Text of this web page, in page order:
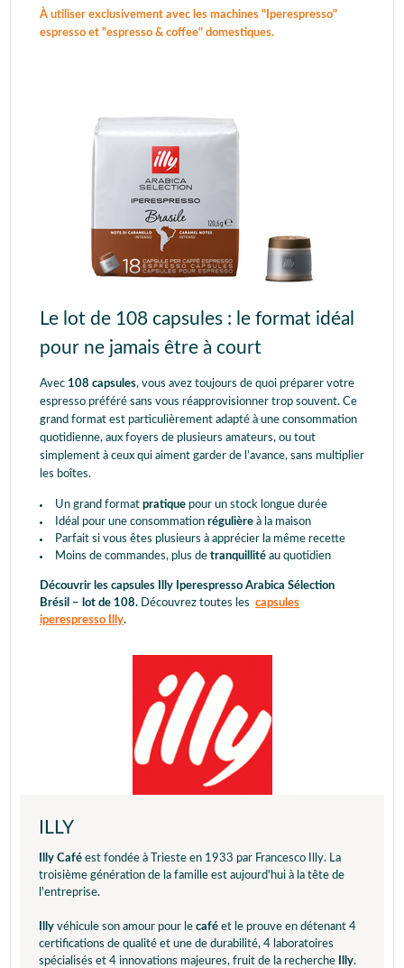
À utiliser exclusivement avec les machines "Iperespresso"
espresso et "espresso & coffee" domestiques.
Le lot de 108 capsules : le format idéal
pour ne jamais être à court
Avec 108 capsules, vous avez toujours de quoi préparer votre
espresso préféré sans vous réapprovisionner trop souvent. Ce
grand format est particulièrement adapté à une consommation
quotidienne, aux foyers de plusieurs amateurs, ou tout
simplement à ceux qui aiment garder de l’avance, sans multiplier
les boîtes.
Un grand format pratique pour un stock longue durée
Idéal pour une consommation régulière à la maison
Parfait si vous êtes plusieurs à apprécier la même recette
Moins de commandes, plus de tranquillité au quotidien
Découvrir les capsules Illy Iperespresso Arabica Sélection
Brésil – lot de 108. Découvrez toutes les capsules
iperespresso Illy.
ILLY
Illy Café est fondée à Trieste en 1933 par Francesco Illy. La
troisième génération de la famille est aujourd'hui à la tête de
l'entreprise.
Illy véhicule son amour pour le café et le prouve en détenant 4
certifications de qualité et une de durabilité, 4 laboratoires
spécialisés et 4 innovations majeures, fruit de la recherche
Illy.